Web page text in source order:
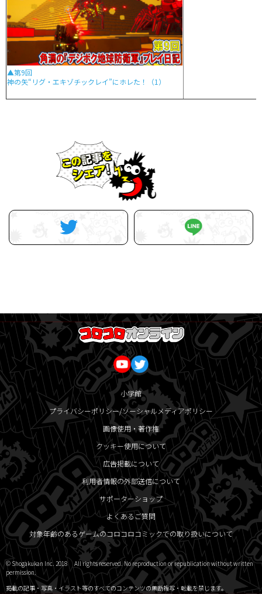
▲第9回
神の矢“リグ・エキゾチックレイ”にホレた！（1）
小学館
プライバシーポリシー/ソーシャルメディアポリシー
画像使用・著作権
クッキー使用について
広告掲載について
利用者情報の外部送信について
サポーターショップ
よくあるご質問
対象年齢のあるゲームのコロコロコミックでの取り扱いについて
© Shogakukan Inc. 2018 All rights reserved. No reproduction or republication without written
permission.
掲載の記事・写真・イラスト等のすべてのコンテンツの無断複写・転載を禁じます。